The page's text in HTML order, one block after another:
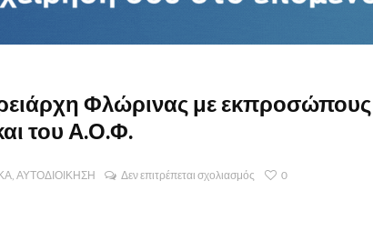
Φλώρινας με εκπροσώπους
του Α.Ο.Φ.
ΑΥΤΟΔΙΟΙΚΗΣΗ Δεν επιτρέπεται σχολιασμός 0